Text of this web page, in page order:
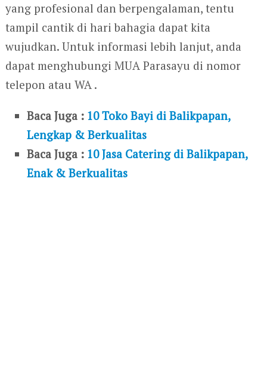
yang profesional dan berpengalaman, tentu
tampil cantik di hari bahagia dapat kita
wujudkan. Untuk informasi lebih lanjut, anda
dapat menghubungi MUA Parasayu di nomor
telepon atau WA .
Baca Juga : 10 Toko Bayi di Balikpapan,
Lengkap & Berkualitas
Baca Juga : 10 Jasa Catering di Balikpapan,
Enak & Berkualitas